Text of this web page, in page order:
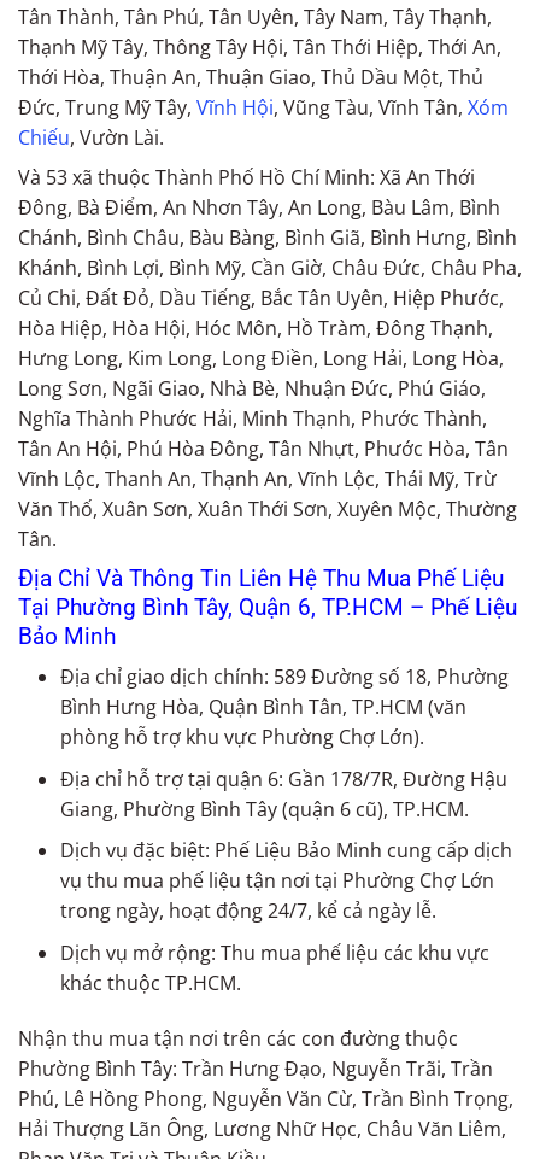
Tân Thành, Tân Phú, Tân Uyên, Tây Nam, Tây Thạnh,
Thạnh Mỹ Tây, Thông Tây Hội, Tân Thới Hiệp, Thới An,
Thới Hòa, Thuận An, Thuận Giao, Thủ Dầu Một, Thủ
Đức, Trung Mỹ Tây, Vĩnh Hội, Vũng Tàu, Vĩnh Tân, Xóm
Chiếu, Vườn Lài.
Và 53 xã thuộc Thành Phố Hồ Chí Minh: Xã An Thới
Đông, Bà Điểm, An Nhơn Tây, An Long, Bàu Lâm, Bình
Chánh, Bình Châu, Bàu Bàng, Bình Giã, Bình Hưng, Bình
Khánh, Bình Lợi, Bình Mỹ, Cần Giờ, Châu Đức, Châu Pha,
Củ Chi, Đất Đỏ, Dầu Tiếng, Bắc Tân Uyên, Hiệp Phước,
Hòa Hiệp, Hòa Hội, Hóc Môn, Hồ Tràm, Đông Thạnh,
Hưng Long, Kim Long, Long Điền, Long Hải, Long Hòa,
Long Sơn, Ngãi Giao, Nhà Bè, Nhuận Đức, Phú Giáo,
Nghĩa Thành Phước Hải, Minh Thạnh, Phước Thành,
Tân An Hội, Phú Hòa Đông, Tân Nhựt, Phước Hòa, Tân
Vĩnh Lộc, Thanh An, Thạnh An, Vĩnh Lộc, Thái Mỹ, Trừ
Văn Thố, Xuân Sơn, Xuân Thới Sơn, Xuyên Mộc, Thường
Tân.
Địa Chỉ Và Thông Tin Liên Hệ Thu Mua Phế Liệu
Tại Phường Bình Tây, Quận 6, TP.HCM – Phế Liệu
Bảo Minh
Địa chỉ giao dịch chính: 589 Đường số 18, Phường
Bình Hưng Hòa, Quận Bình Tân, TP.HCM (văn
phòng hỗ trợ khu vực Phường Chợ Lớn).
Địa chỉ hỗ trợ tại quận 6: Gần 178/7R, Đường Hậu
Giang, Phường Bình Tây (quận 6 cũ), TP.HCM.
Dịch vụ đặc biệt: Phế Liệu Bảo Minh cung cấp dịch
vụ thu mua phế liệu tận nơi tại Phường Chợ Lớn
trong ngày, hoạt động 24/7, kể cả ngày lễ.
Dịch vụ mở rộng: Thu mua phế liệu các khu vực
khác thuộc TP.HCM.
Nhận thu mua tận nơi trên các con đường thuộc
Phường Bình Tây: Trần Hưng Đạo, Nguyễn Trãi, Trần
Phú, Lê Hồng Phong, Nguyễn Văn Cừ, Trần Bình Trọng,
Hải Thượng Lãn Ông, Lương Nhữ Học, Châu Văn Liêm,